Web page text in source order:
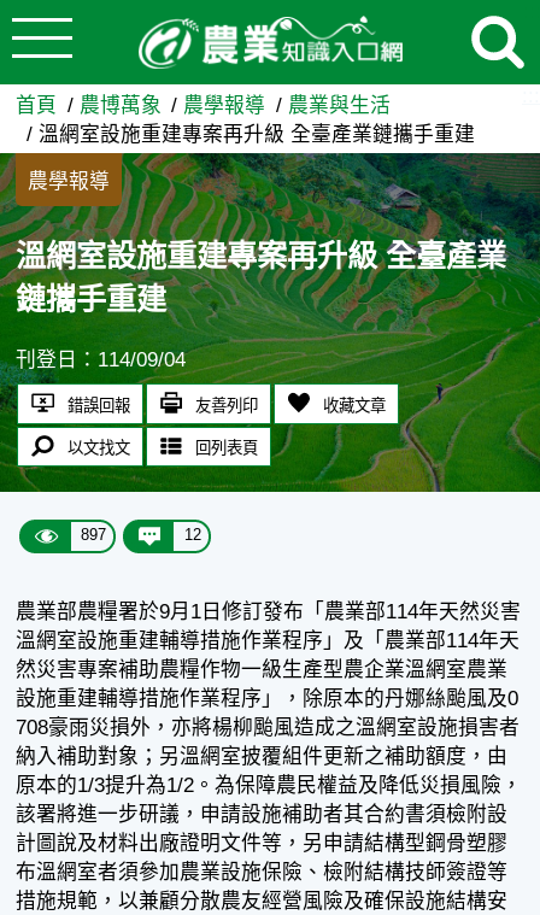
跳到主要內容
溫網室設施重建專案再升級
首頁 農博萬象 農學報導
農業與生活
溫網室設施重建專案再升級 全臺產業鏈攜手重建
農學報導
溫網室設施重建專案再升級 全臺產業
鏈攜手重建
刊登日：114/09/04
錯誤回報 友善列印 收藏文章
以文找文 回列表頁
897 12
農業部農糧署於9月1日修訂發布「農業部114年天然災害
溫網室設施重建輔導措施作業程序」及「農業部114年天
然災害專案補助農糧作物一級生產型農企業溫網室農業
設施重建輔導措施作業程序」，除原本的丹娜絲颱風及0
708豪雨災損外，亦將楊柳颱風造成之溫網室設施損害者
納入補助對象；另溫網室披覆組件更新之補助額度，由
原本的1/3提升為1/2。為保障農民權益及降低災損風險，
該署將進一步研議，申請設施補助者其合約書須檢附設
計圖說及材料出廠證明文件等，另申請結構型鋼骨塑膠
布溫網室者須參加農業設施保險、檢附結構技師簽證等
措施規範，以兼顧分散農友經營風險及確保設施結構安